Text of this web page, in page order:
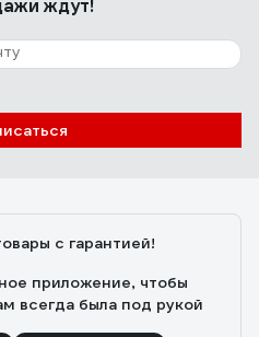
ждут!
с гарантией!
приложение, чтобы
всегда была под рукой